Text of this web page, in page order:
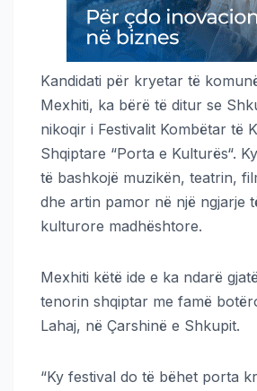
Kandidati për kryetar të
Mexhiti, ka bërë të ditur se
nikoqir i Festivalit Kombëtar të
Shqiptare “Porta e Kulturës“.
të bashkojë muzikën, teatrin,
dhe artin pamor në një ngjarje
kulturore madhështore.
Mexhiti këtë ide e ka ndarë
tenorin shqiptar me famë
Lahaj, në Çarshinë e Shkupit.
“Ky festival do të bëhet porta